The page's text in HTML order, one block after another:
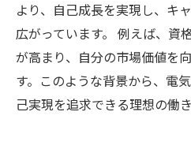
より、自己成長を実現し、キ
広がっています。 例えば、資
が高まり、自分の市場価値を
す。このような背景から、電
己実現を追求できる理想の働